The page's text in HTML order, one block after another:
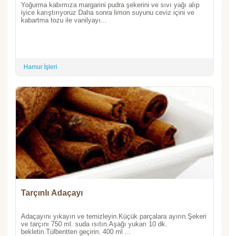
Yoğurma kabımıza margarini pudra şekerini ve sıvı yağı alıp
iyice karıştırıyoruz Daha sonra limon suyunu ceviz içini ve
kabartma tozu ile vanilyayı...
Hamur İşleri
Tarçınlı Adaçayı
Adaçayını yıkayın ve temizleyin.Küçük parçalara ayırın.Şekeri
ve tarçını 750 ml. suda ısıtın.Aşağı yukarı 10 dk.
bekletin.Tülbentten geçirin. 400 ml ...